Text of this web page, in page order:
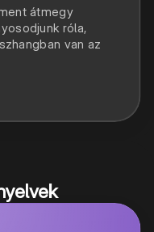
átmegy
róla,
van az